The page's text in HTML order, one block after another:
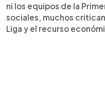
ni los equipos de la
sociales, muchos
Liga y el recurso